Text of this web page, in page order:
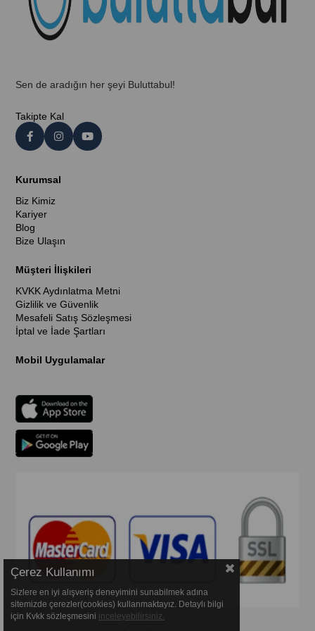
Sen de aradığın her şeyi Buluttabul!
Takipte Kal
Kurumsal
Biz Kimiz
Kariyer
Blog
Bize Ulaşın
Müşteri İlişkileri
KVKK Aydınlatma Metni
Gizlilik ve Güvenlik
Mesafeli Satış Sözleşmesi
İptal ve İade Şartları
Mobil Uygulamalar
Çerez Kullanımı
Sizlere en iyi alışveriş deneyimini sunabilmek adına
sitemizde çerezler(cookies) kullanmaktayız. Detaylı bilgi
için Kvkk sözleşmesini inceleyebilirsiniz.